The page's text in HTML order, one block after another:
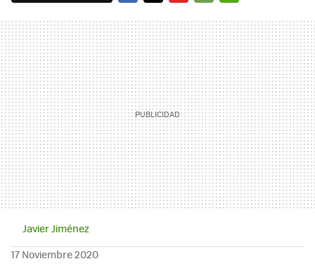
MAIL
Javier Jiménez
17 Noviembre 2020